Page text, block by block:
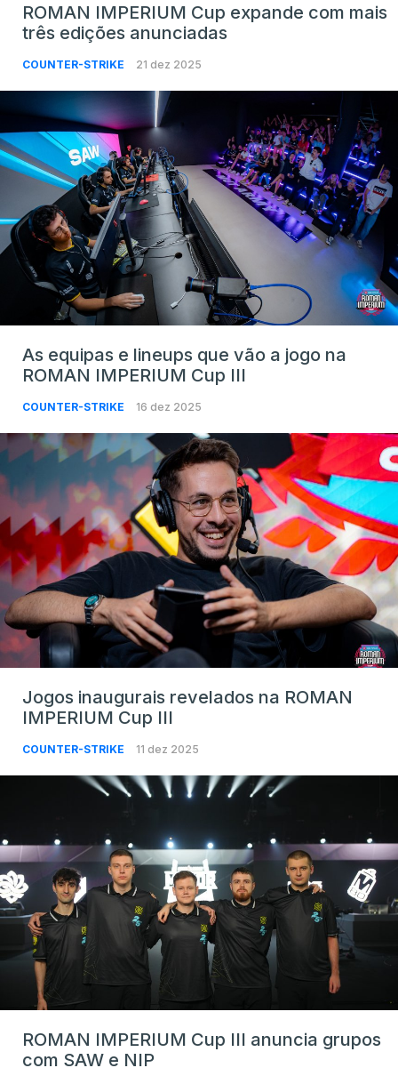
ROMAN IMPERIUM Cup expande com mais
três edições anunciadas
COUNTER-STRIKE 21 dez 2025
As equipas e lineups que vão a jogo na
ROMAN IMPERIUM Cup III
COUNTER-STRIKE 16 dez 2025
Jogos inaugurais revelados na ROMAN
IMPERIUM Cup III
COUNTER-STRIKE 11 dez 2025
ROMAN IMPERIUM Cup III anuncia grupos
com SAW e NIP